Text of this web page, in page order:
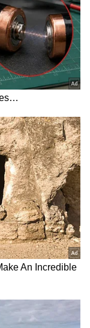
ಅಲ್ಲ, ಧೋನಿಯೂ
ಅಲ್ಲವೇ ಅಲ್ಲ!
ಅತ್ಯುತ್ತಮ
ಅಜಿಂಕ್ಯ ರಹಾನೆ!